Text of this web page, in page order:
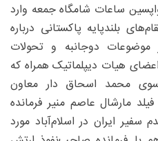
ساعات شامگاه جمعه وارد
بلندپایه پاکستانی درباره
دوجانبه و تحولات
هیات دیپلماتیک همراه که
محمد اسحاق ‌دار معاون
مارشال عاصم منیر فرمانده
ایران در اسلام‌آباد مورد